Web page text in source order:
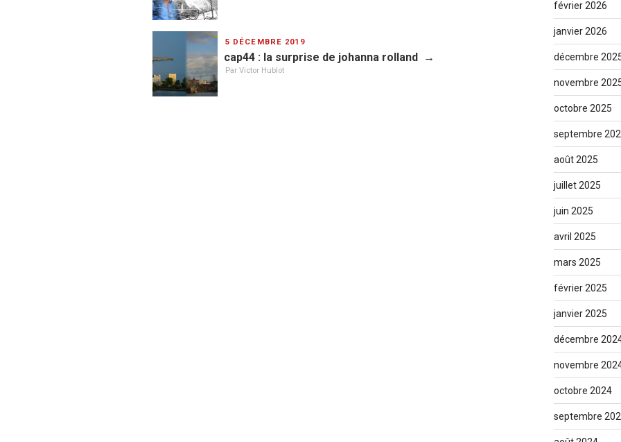
PUBLIÉ
LE
5 DÉCEMBRE 2019
cap44 : la surprise de johanna rolland
Par Victor Hublot
février 2026
janvier 2026
décembre
novembre
octobre 2025
septembre
août 2025
juillet 2025
juin 2025
avril 2025
mars 2025
février 2025
janvier 2025
décembre
novembre
octobre 2024
septembre